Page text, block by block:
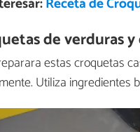
de verduras y
estas croquetas
Utiliza ingredientes